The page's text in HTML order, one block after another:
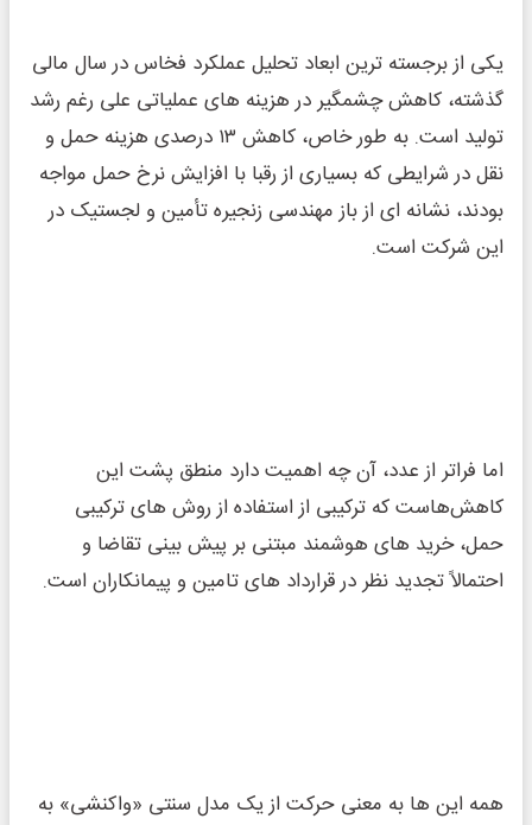
یکی از برجسته ‌ترین ابعاد تحلیل عملکرد فخاس در سال مالی
گذشته، کاهش چشمگیر در هزینه ‌های عملیاتی علی‌ رغم رشد
تولید است. به‌ طور خاص، کاهش ۱۳ درصدی هزینه حمل ‌و
نقل در شرایطی که بسیاری از رقبا با افزایش نرخ حمل مواجه
بودند، نشانه‌ ای از باز مهندسی زنجیره تأمین و لجستیک در
این شرکت است.
اما فراتر از عدد، آن ‌چه اهمیت دارد منطق پشت این
کاهش‌هاست که ترکیبی از استفاده از روش‌ های ترکیبی
حمل، خرید های هوشمند مبتنی بر پیش ‌بینی تقاضا و
احتمالاً تجدید نظر در قرارداد های تامین و پیمانکاران است.
همه این ‌ها به معنی حرکت از یک مدل سنتی «واکنشی» به